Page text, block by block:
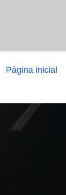
Página inicial